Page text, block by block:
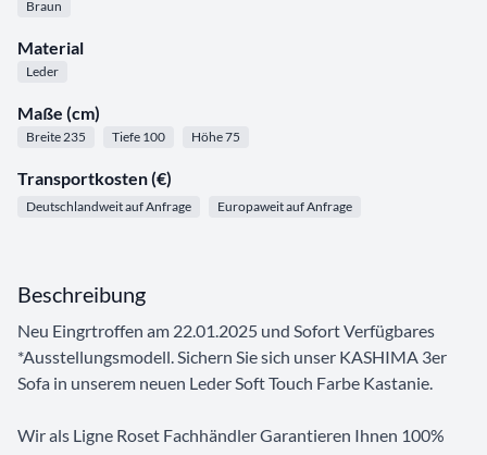
Braun
Material
Leder
Maße (cm)
Breite 235 Tiefe 100 Höhe 75
Transportkosten (€)
Deutschlandweit auf Anfrage Europaweit auf Anfrage
Beschreibung
Neu Eingrtroffen am 22.01.2025 und Sofort Verfügbares
*Ausstellungsmodell. Sichern Sie sich unser KASHIMA 3er
Sofa in unserem neuen Leder Soft Touch Farbe Kastanie.
Wir als Ligne Roset Fachhändler Garantieren Ihnen 100%